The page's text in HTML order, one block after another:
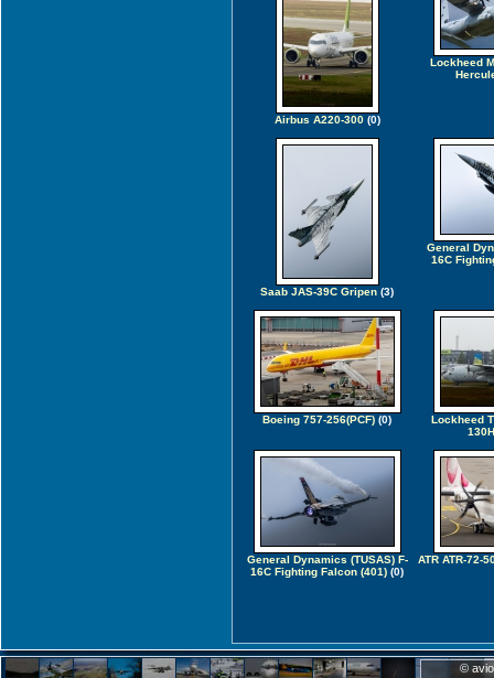
Airbus A220-300(0)
Lockheed
Saab JAS-39C Gripen (3)
General
16C
Boeing 757-256(PCF) (0)
Lockheed
General Dynamics (TUSAS) F-
16C Fighting Falcon (401) (0)
ATR ATR-72-
©